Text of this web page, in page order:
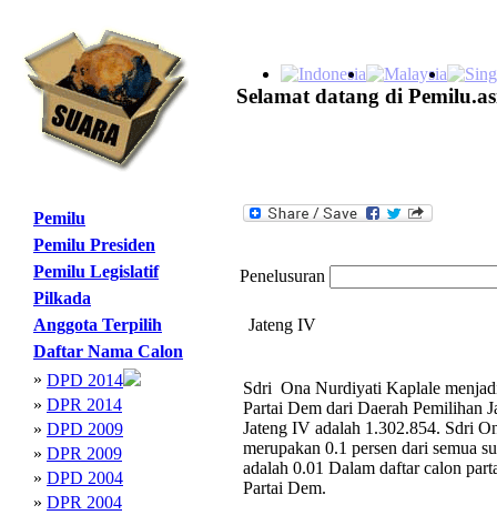
Selamat datang di
Pemilu
Pemilu Presiden
Pemilu Legislatif
Pilkada
Anggota Terpilih
Daftar Nama Calon
» DPD 2014
» DPR 2014
» DPD 2009
» DPR 2009
» DPD 2004
» DPR 2004
Penelusuran
Jateng IV
Sdri Ona Nurdiyati Kaplale
Partai Dem dari Daerah Pemilihan
Jateng IV adalah 1.302.854. Sdri
merupakan 0.1 persen dari semua
adalah 0.01 Dalam daftar calon
Partai Dem.